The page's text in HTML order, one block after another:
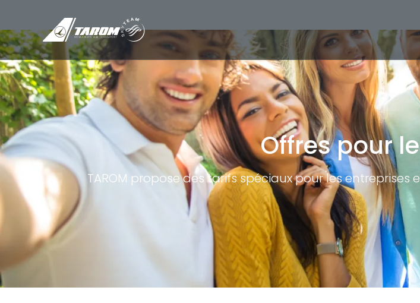
Offres pour
TAROM propose des tarifs spéciaux pour les
Offres pour les groupes